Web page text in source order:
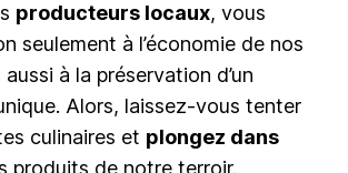
producteurs locaux, vous
seulement à l’économie de nos
à la préservation d’un
Alors, laissez-vous tenter
culinaires et plongez dans